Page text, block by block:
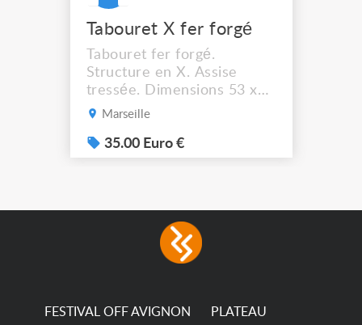
Tabouret X fer forgé
Tabouret fer forgé.
Structure en X. Assise
tressée. Dimensions 53 x
44 cm. Hauteur assise :
récupérer à Marseille
13012.
Marseille
35.00 Euro €
FESTIVAL OFF AVIGNON PLATEAU